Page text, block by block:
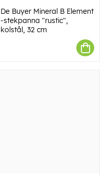
De Buyer Mineral B Element
-stekpanna "rustic",
kolstål, 32 cm